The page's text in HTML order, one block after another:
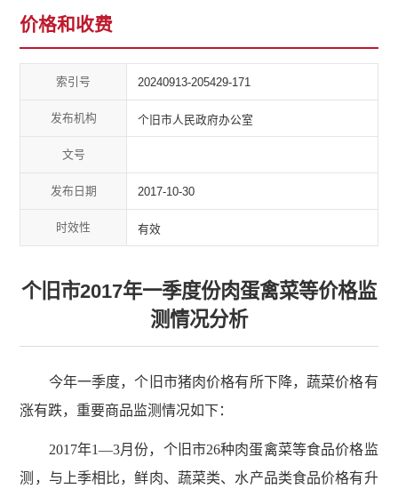
价格和收费
索引号 20240913-205429-171
发布机构 个旧市人民政府办公室
文号
发布日期 2017-10-30
时效性 有效
个旧市2017年一季度份肉蛋禽菜等价格监
测情况分析
今年一季度，个旧市猪肉价格有所下降，蔬菜价格有
涨有跌，重要商品监测情况如下：
2017年1—3月份，个旧市26种肉蛋禽菜等食品价格监
测，与上季相比，鲜肉、蔬菜类、水产品类食品价格有升